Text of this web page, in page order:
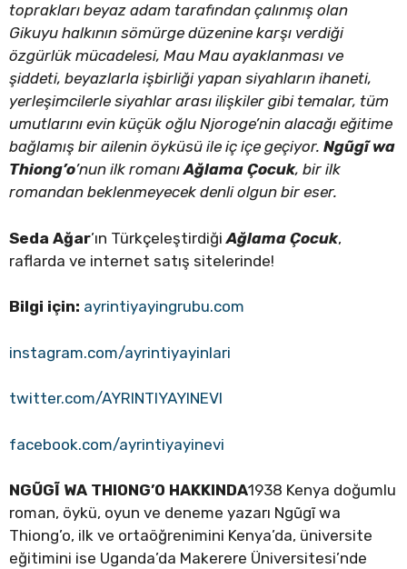
toprakları beyaz adam tarafından çalınmış olan
Gikuyu halkının sömürge düzenine karşı verdiği
özgürlük mücadelesi, Mau Mau ayaklanması ve
şiddeti, beyazlarla işbirliği yapan siyahların ihaneti,
yerleşimcilerle siyahlar arası ilişkiler gibi temalar, tüm
umutlarını evin küçük oğlu Njoroge’nin alacağı eğitime
bağlamış bir ailenin öyküsü ile iç içe geçiyor. Ngũgĩ wa
Thiong’o’nun ilk romanıAğlama Çocuk, bir ilk
romandan beklenmeyecek denli olgun bir eser.
Seda Ağar’ın TürkçeleştirdiğiAğlama Çocuk,
raflarda ve internet satış sitelerinde!
Bilgi için: ayrintiyayingrubu.com
instagram.com/ayrintiyayinlari
twitter.com/AYRINTIYAYINEVI
facebook.com/ayrintiyayinevi
NGŨGĨ WA THIONG’O HAKKINDA1938 Kenya doğumlu
roman, öykü, oyun ve deneme yazarı Ngũgĩ wa
Thiong’o, ilk ve ortaöğrenimini Kenya’da, üniversite
eğitimini ise Uganda’da Makerere Üniversitesi’nde